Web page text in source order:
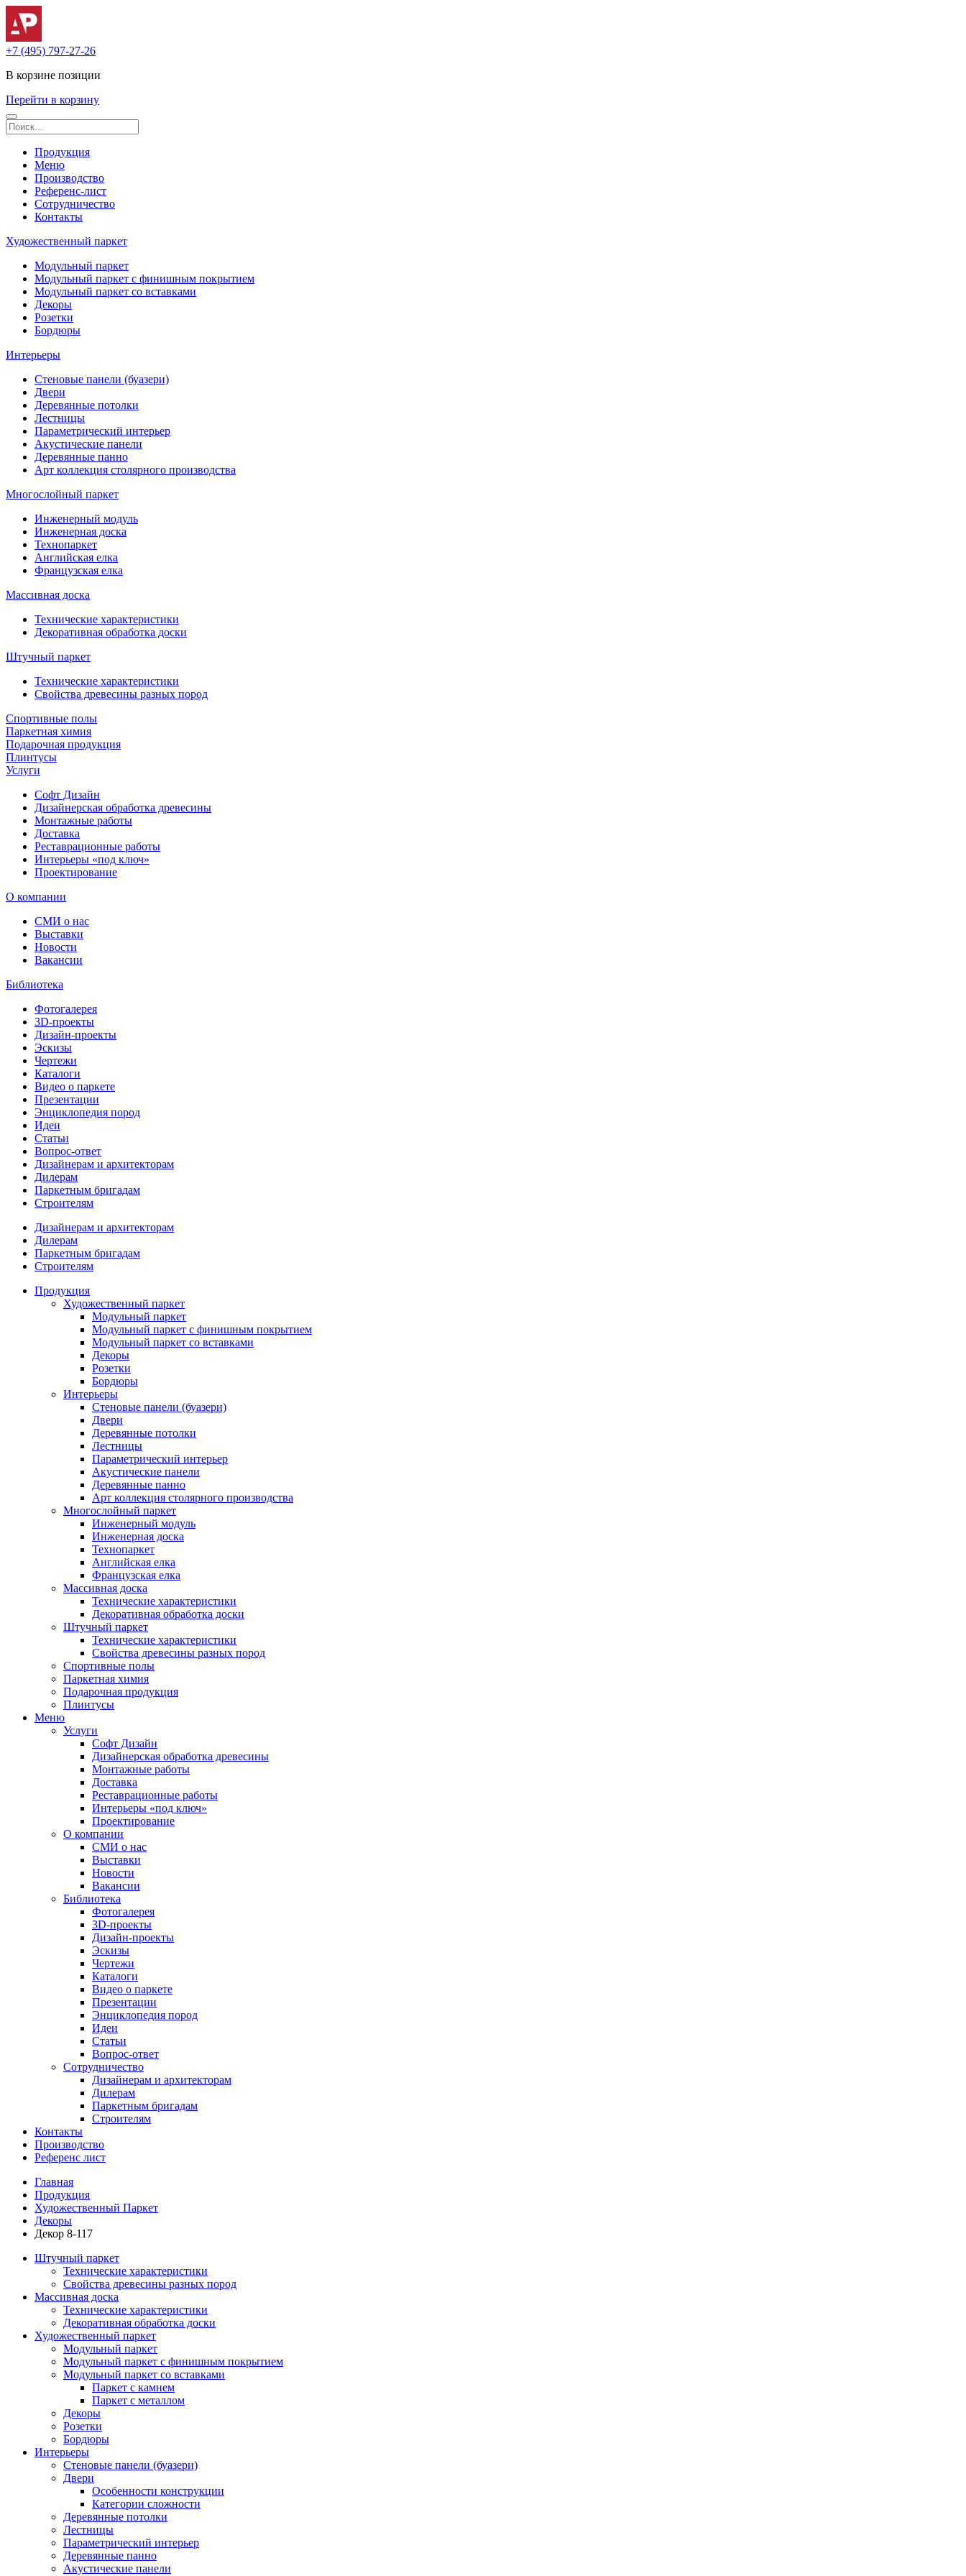
+7 (495) 797-27-26
В корзине позиции
Перейти в корзину
Продукция
Меню
Производство
Референс-лист
Сотрудничество
Контакты
Художественный паркет
Модульный паркет
Модульный паркет с финишным покрытием
Модульный паркет со вставками
Декоры
Розетки
Бордюры
Интерьеры
Стеновые панели (буазери)
Двери
Деревянные потолки
Лестницы
Параметрический интерьер
Акустические панели
Деревянные панно
Арт коллекция столярного производства
Многослойный паркет
Инженерный модуль
Инженерная доска
Технопаркет
Английская елка
Французская елка
Массивная доска
Технические характеристики
Декоративная обработка доски
Штучный паркет
Технические характеристики
Свойства древесины разных пород
Спортивные полы
Паркетная химия
Подарочная продукция
Плинтусы
Услуги
Софт Дизайн
Дизайнерская обработка древесины
Монтажные работы
Доставка
Реставрационные работы
Интерьеры «под ключ»
Проектирование
О компании
СМИ о нас
Выставки
Новости
Вакансии
Библиотека
Фотогалерея
3D-проекты
Дизайн-проекты
Эскизы
Чертежи
Каталоги
Видео о паркете
Презентации
Энциклопедия пород
Идеи
Статьи
Вопрос-ответ
Дизайнерам и архитекторам
Дилерам
Паркетным бригадам
Строителям
Дизайнерам и архитекторам
Дилерам
Паркетным бригадам
Строителям
Продукция
Художественный паркет
Модульный паркет
Модульный паркет с финишным покрытием
Модульный паркет со вставками
Декоры
Розетки
Бордюры
Интерьеры
Стеновые панели (буазери)
Двери
Деревянные потолки
Лестницы
Параметрический интерьер
Акустические панели
Деревянные панно
Арт коллекция столярного производства
Многослойный паркет
Инженерный модуль
Инженерная доска
Технопаркет
Английская елка
Французская елка
Массивная доска
Технические характеристики
Декоративная обработка доски
Штучный паркет
Технические характеристики
Свойства древесины разных пород
Спортивные полы
Паркетная химия
Подарочная продукция
Плинтусы
Меню
Услуги
Софт Дизайн
Дизайнерская обработка древесины
Монтажные работы
Доставка
Реставрационные работы
Интерьеры «под ключ»
Проектирование
О компании
СМИ о нас
Выставки
Новости
Вакансии
Библиотека
Фотогалерея
3D-проекты
Дизайн-проекты
Эскизы
Чертежи
Каталоги
Видео о паркете
Презентации
Энциклопедия пород
Идеи
Статьи
Вопрос-ответ
Сотрудничество
Дизайнерам и архитекторам
Дилерам
Паркетным бригадам
Строителям
Контакты
Производство
Референс лист
Главная
Продукция
Художественный Паркет
Декоры
Декор 8-117
Штучный паркет
Технические характеристики
Свойства древесины разных пород
Массивная доска
Технические характеристики
Декоративная обработка доски
Художественный паркет
Модульный паркет
Модульный паркет с финишным покрытием
Модульный паркет со вставками
Паркет с камнем
Паркет с металлом
Декоры
Розетки
Бордюры
Интерьеры
Стеновые панели (буазери)
Двери
Особенности конструкции
Категории сложности
Деревянные потолки
Лестницы
Параметрический интерьер
Деревянные панно
Акустические панели